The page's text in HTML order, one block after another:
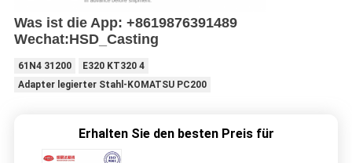
Was ist die App: +8619876391489
Wechat:HSD_Casting
61N4 31200
E320 KT320 4
Adapter legierter Stahl-KOMATSU PC200
Erhalten Sie den besten Preis für